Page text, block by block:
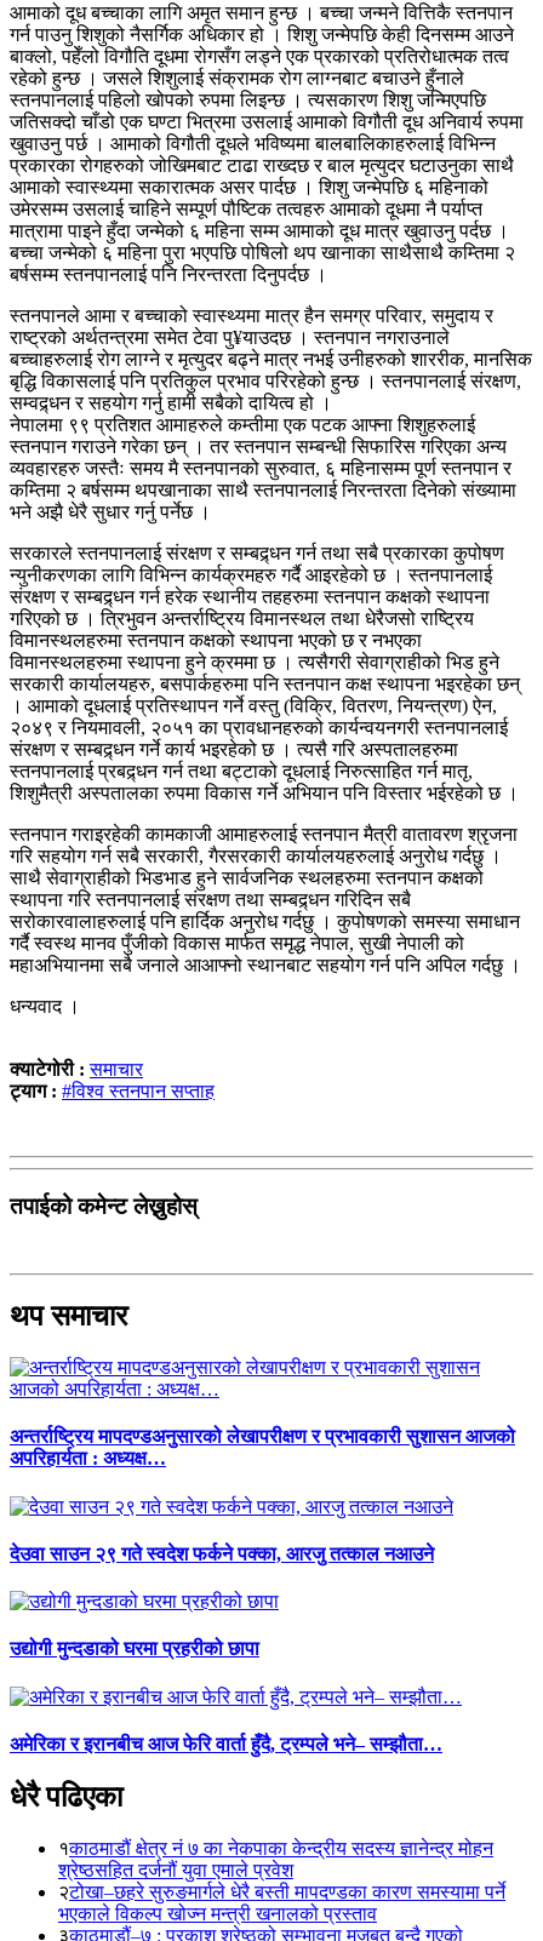
आमाको दूध बच्चाका लागि अमृत समान हुन्छ । बच्चा जन्मने वित्तिकै स्तनपान
गर्न पाउनु शिशुको नैसर्गिक अधिकार हो । शिशु जन्मेपछि केही दिनसम्म आउने
बाक्लो, पहेँलो विगौति दूधमा रोगसँग लड्ने एक प्रकारको प्रतिरोधात्मक तत्व
रहेको हुन्छ । जसले शिशुलाई संक्रामक रोग लाग्नबाट बचाउने हुँनाले
स्तनपानलाई पहिलो खोपको रुपमा लिइन्छ । त्यसकारण शिशु जन्मिएपछि
जतिसक्दो चाँडो एक घण्टा भित्रमा उसलाई आमाको विगौती दूध अनिवार्य रुपमा
खुवाउनु पर्छ । आमाको विगौती दूधले भविष्यमा बालबालिकाहरुलाई विभिन्न
प्रकारका रोगहरुको जोखिमबाट टाढा राख्दछ र बाल मृत्युदर घटाउनुका साथै
आमाको स्वास्थ्यमा सकारात्मक असर पार्दछ । शिशु जन्मेपछि ६ महिनाको
उमेरसम्म उसलाई चाहिने सम्पूर्ण पौष्टिक तत्वहरु आमाको दूधमा नै पर्याप्त
मात्रामा पाइने हुँदा जन्मेको ६ महिना सम्म आमाको दूध मात्र खुवाउनु पर्दछ ।
बच्चा जन्मेको ६ महिना पुरा भएपछि पोषिलो थप खानाका साथैसाथै कम्तिमा २
बर्षसम्म स्तनपानलाई पनि निरन्तरता दिनुपर्दछ ।
स्तनपानले आमा र बच्चाको स्वास्थ्यमा मात्र हैन समग्र परिवार, समुदाय र
राष्ट्रको अर्थतन्त्रमा समेत टेवा पु¥याउदछ । स्तनपान नगराउनाले
बच्चाहरुलाई रोग लाग्ने र मृत्युदर बढ्ने मात्र नभई उनीहरुको शाररीक, मानसिक
बृद्धि विकासलाई पनि प्रतिकुल प्रभाव परिरहेको हुन्छ । स्तनपानलाई संरक्षण,
सम्वद्र्धन र सहयोग गर्नु हामी सबैको दायित्व हो ।
नेपालमा ९९ प्रतिशत आमाहरुले कम्तीमा एक पटक आफ्ना शिशुहरुलाई
स्तनपान गराउने गरेका छन् । तर स्तनपान सम्बन्धी सिफारिस गरिएका अन्य
व्यवहारहरु जस्तैः समय मै स्तनपानको सुरुवात, ६ महिनासम्म पूर्ण स्तनपान र
कम्तिमा २ बर्षसम्म थपखानाका साथै स्तनपानलाई निरन्तरता दिनेको संख्यामा
भने अझै धेरै सुधार गर्नु पर्नेछ ।
सरकारले स्तनपानलाई संरक्षण र सम्बद्र्धन गर्न तथा सबै प्रकारका कुपोषण
न्युनीकरणका लागि विभिन्न कार्यक्रमहरु गर्दै आइरहेको छ । स्तनपानलाई
संरक्षण र सम्बद्र्धन गर्न हरेक स्थानीय तहहरुमा स्तनपान कक्षको स्थापना
गरिएको छ । त्रिभुवन अन्तर्राष्ट्रिय विमानस्थल तथा धेरैजसो राष्ट्रिय
विमानस्थलहरुमा स्तनपान कक्षको स्थापना भएको छ र नभएका
विमानस्थलहरुमा स्थापना हुने क्रममा छ । त्यसैगरी सेवाग्राहीको भिड हुने
सरकारी कार्यालयहरु, बसपार्कहरुमा पनि स्तनपान कक्ष स्थापना भइरहेका छन्
। आमाको दूधलाई प्रतिस्थापन गर्ने वस्तु (विक्रि, वितरण, नियन्त्रण) ऐन,
२०४९ र नियमावली, २०५१ का प्रावधानहरुको कार्यन्वयनगरी स्तनपानलाई
संरक्षण र सम्बद्र्धन गर्ने कार्य भइरहेको छ । त्यसै गरि अस्पतालहरुमा
स्तनपानलाई प्रबद्र्धन गर्न तथा बट्टाको दूधलाई निरुत्साहित गर्न मातृ,
शिशुमैत्री अस्पतालका रुपमा विकास गर्ने अभियान पनि विस्तार भईरहेको छ ।
स्तनपान गराइरहेकी कामकाजी आमाहरुलाई स्तनपान मैत्री वातावरण श्रृजना
गरि सहयोग गर्न सबै सरकारी, गैरसरकारी कार्यालयहरुलाई अनुरोध गर्दछु ।
साथै सेवाग्राहीको भिडभाड हुने सार्वजनिक स्थलहरुमा स्तनपान कक्षको
स्थापना गरि स्तनपानलाई संरक्षण तथा सम्बद्र्धन गरिदिन सबै
सरोकारवालाहरुलाई पनि हार्दिक अनुरोध गर्दछु । कुपोषणको समस्या समाधान
गर्दै स्वस्थ मानव पुँजीको विकास मार्फत समृद्ध नेपाल, सुखी नेपाली को
महाअभियानमा सबै जनाले आआफ्नो स्थानबाट सहयोग गर्न पनि अपिल गर्दछु ।
धन्यवाद ।
क्याटेगोरी :समाचार
ट्याग : #विश्व स्तनपान सप्ताह
तपाईको कमेन्ट लेख्नुहोस्
थप समाचार
अन्तर्राष्ट्रिय मापदण्डअनुसारको लेखापरीक्षण र प्रभावकारी सुशासन आजको
अपरिहार्यता : अध्यक्ष…
देउवा साउन २९ गते स्वदेश फर्कने पक्का, आरजु तत्काल नआउने
उद्योगी मुन्दडाको घरमा प्रहरीको छापा
अमेरिका र इरानबीच आज फेरि वार्ता हुँदै, ट्रम्पले भने– सम्झौता…
धेरै पढिएका
१काठमाडौं क्षेत्र नं ७ का नेकपाका केन्द्रीय सदस्य ज्ञानेन्द्र मोहन
श्रेष्ठसहित दर्जनौं युवा एमाले प्रवेश
२टोखा–छहरे सुरुङमार्गले धेरै बस्ती मापदण्डका कारण समस्यामा पर्ने
भएकाले विकल्प खोज्न मन्त्री खनालको प्रस्ताव
३काठमाडौं–७ : प्रकाश श्रेष्ठको सम्भावना मजबुत बन्दै गएको